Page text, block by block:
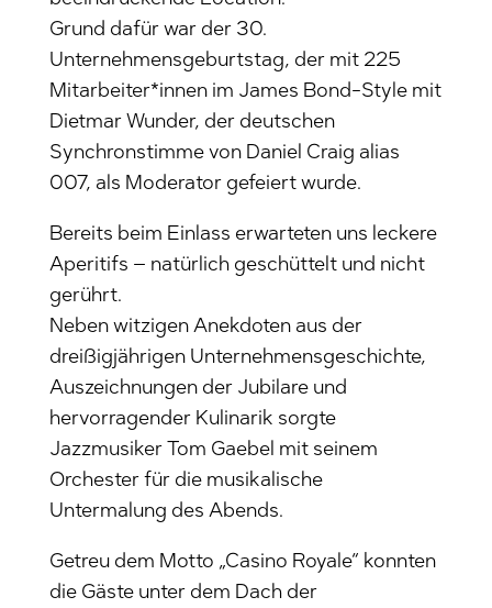
Grund dafür war der 30.
Unternehmensgeburtstag, der mit 225
Mitarbeiter*innen im James Bond-Style mit
Dietmar Wunder, der deutschen
Synchronstimme von Daniel Craig alias
007, als Moderator gefeiert wurde.
Bereits beim Einlass erwarteten uns leckere
Aperitifs – natürlich geschüttelt und nicht
gerührt.
Neben witzigen Anekdoten aus der
dreißigjährigen Unternehmensgeschichte,
Auszeichnungen der Jubilare und
hervorragender Kulinarik sorgte
Jazzmusiker Tom Gaebel mit seinem
Orchester für die musikalische
Untermalung des Abends.
Getreu dem Motto „Casino Royale“ konnten
die Gäste unter dem Dach der